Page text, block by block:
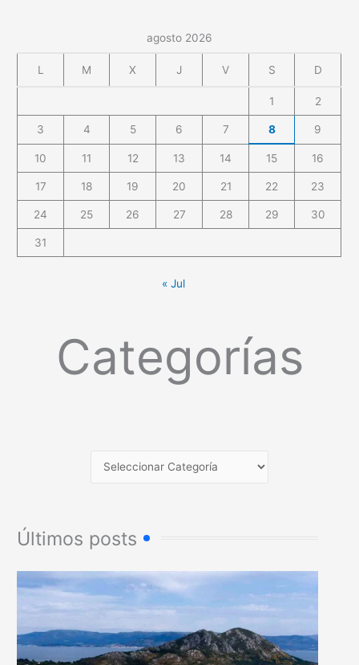
agosto 2026
L M X J V S D
1 2
3 4 5 6 7 8 9
10 11 12 13 14 15 16
17 18 19 20 21 22 23
24 25 26 27 28 29 30
31
« Jul
Categorías
Últimos posts